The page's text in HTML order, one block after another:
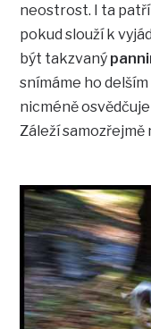
neostrost. I ta
pokud slouží k
být takzvaný
snímáme ho delším
nicméně
Záleží samozřejmě